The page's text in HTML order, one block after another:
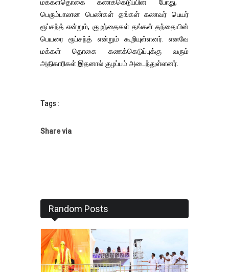
மக்கள்தொகை கணக்கெடுப்பின் போது, ​​
பெரும்பாலான பெண்கள் தங்கள் கணவர் பெயர்
ரூப்சந்த் என்றும், குழந்தைகள் தங்கள் தந்தையின்
பெயரை ரூப்சந்த் என்றும் கூறியுள்ளனர். எனவே
மக்கள் தொகை கணக்கெடுப்புக்கு வரும்
அதிகாரிகள் இதனால் குழப்பம் அடைந்துள்ளனர்.
Tags :
Share via
Random Posts